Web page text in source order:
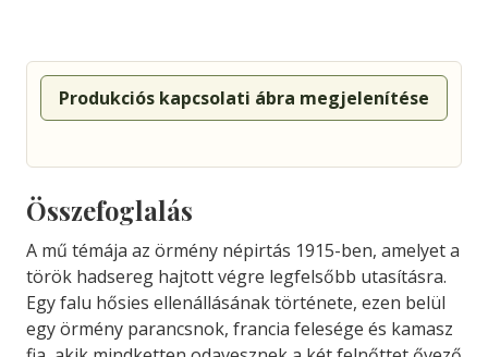
Produkciós kapcsolati ábra megjelenítése
Összefoglalás
A mű témája az örmény népirtás 1915-ben, amelyet a
török hadsereg hajtott végre legfelsőbb utasításra.
Egy falu hősies ellenállásának története, ezen belül
egy örmény parancsnok, francia felesége és kamasz